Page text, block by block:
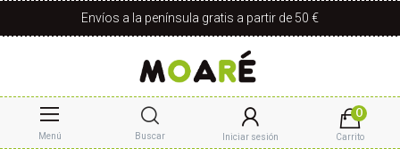
Envíos a la península gratis a partir de 50 €
Menú Buscar Iniciar sesión
0
Carrito